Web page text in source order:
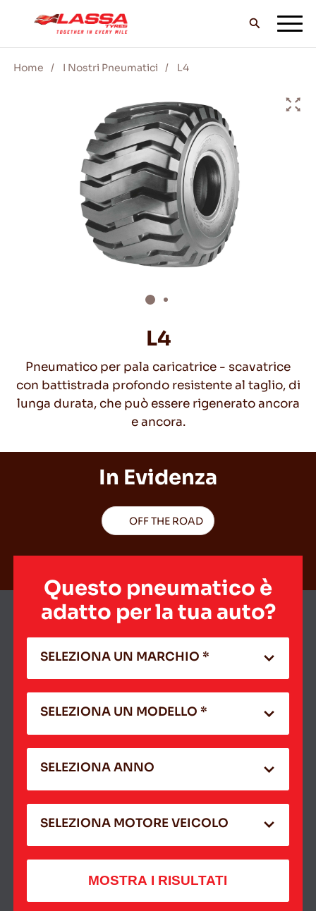
TUTTI I PNEUMATICI LASSA
TROVA UN RIVENDITORE
II BLOG & VIDEO
VAI CON LASSA!
IT
Consigli per la Guida nella Neve
Home I Nostri Pneumatici L4
L4
Pneumatico per pala caricatrice - scavatrice
con battistrada profondo resistente al taglio, di
lunga durata, che può essere rigenerato ancora
e ancora.
In Evidenza
OFF THE ROAD
Questo pneumatico è
adatto per la tua auto?
SELEZIONA UN MARCHIO *
SELEZIONA UN MODELLO *
SELEZIONA ANNO
SELEZIONA MOTORE VEICOLO
MOSTRA I RISULTATI